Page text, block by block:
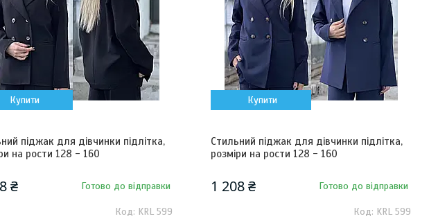
Купити
піджак для дівчинки підлітка,
на рости 128 - 160
₴ Готово до відправки
KRL 599
Купити
Стильний піджак для дівчинки підлітка,
розміри на рости 128 - 160
1 208 ₴ Готово до відправки
KRL 599